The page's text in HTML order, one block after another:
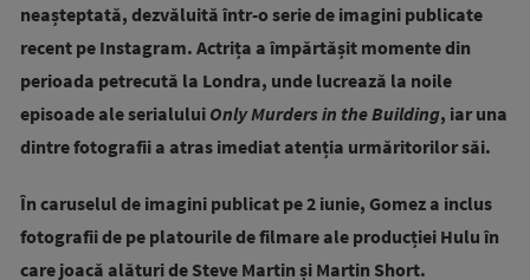
neașteptată, dezvăluită într-o serie de imagini publicate
recent pe Instagram. Actrița a împărtășit momente din
perioada petrecută la Londra, unde lucrează la noile
episoade ale serialului Only Murders in the Building, iar una
dintre fotografii a atras imediat atenția urmăritorilor săi.
În caruselul de imagini publicat pe 2 iunie, Gomez a inclus
fotografii de pe platourile de filmare ale producției Hulu în
care joacă alături de Steve Martin și Martin Short.